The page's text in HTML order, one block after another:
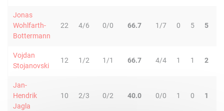
Jonas
Wohlfarth-
Bottermann
22 4/6 0/0 66.7 1/7 0 5 5
Vojdan
Stojanovski
12 1/2 1/1 66.7 4/4 1 1 2
Jan-
Hendrik
Jagla
10 2/3 0/2 40.0 0/0 1 0 1